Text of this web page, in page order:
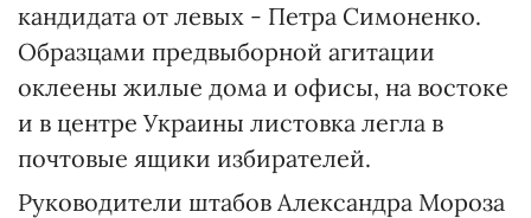
кандидата от левых - Петра Симоненко.
Образцами предвыборной агитации
оклеены жилые дома и офисы, на востоке
и в центре Украины листовка легла в
почтовые ящики избирателей.
Руководители штабов Александра Мороза